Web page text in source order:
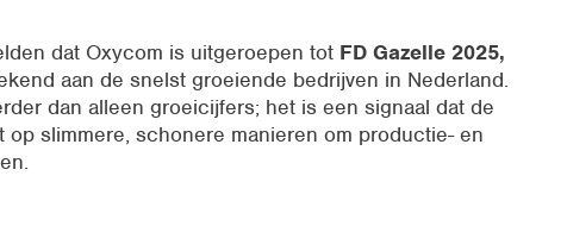
dat Oxycom is uitgeroepen tot FD Gazelle 2025,
aan de snelst groeiende bedrijven in Nederland.
dan alleen groeicijfers; het is een signaal dat de
op slimmere, schonere manieren om productie- en